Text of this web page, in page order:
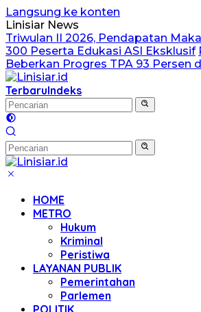
Langsung ke konten
Linisiar News
Triwulan II 2026, Pendapatan
300 Peserta Edukasi ASI Eksklusif
Beberkan Progres TPA 93 Persen
TerbaruIndeks
HOME
METRO
Hukum
Kriminal
Peristiwa
LAYANAN PUBLIK
Pemerintahan
Parlemen
POLITIK